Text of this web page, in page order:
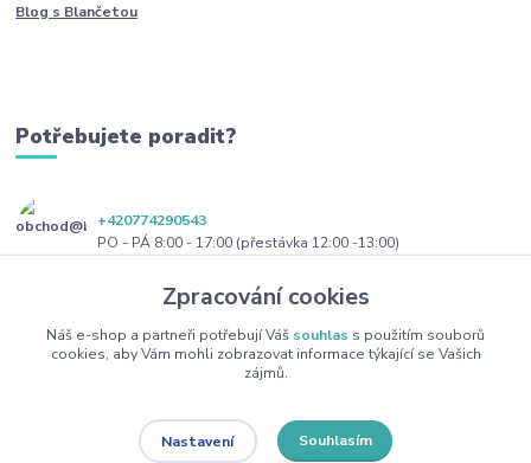
Blog s Blančetou
Potřebujete poradit?
+420774290543
PO - PÁ 8:00 - 17:00 (přestávka 12:00 -13:00)
obchod@blanceta.czZpracování cookies
Náš e-shop a partneři potřebují Váš souhlas s použitím souborů
cookies, aby Vám mohli zobrazovat informace týkající se Vašich
zájmů.
Nastavení Souhlasím